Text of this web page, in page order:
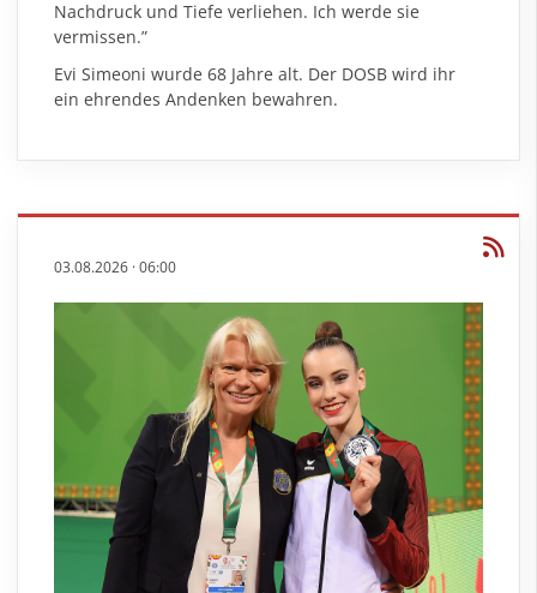
Nachdruck und Tiefe verliehen. Ich werde sie
vermissen.”
Evi Simeoni wurde 68 Jahre alt. Der DOSB wird ihr
ein ehrendes Andenken bewahren.
03.08.2026 ·06:00